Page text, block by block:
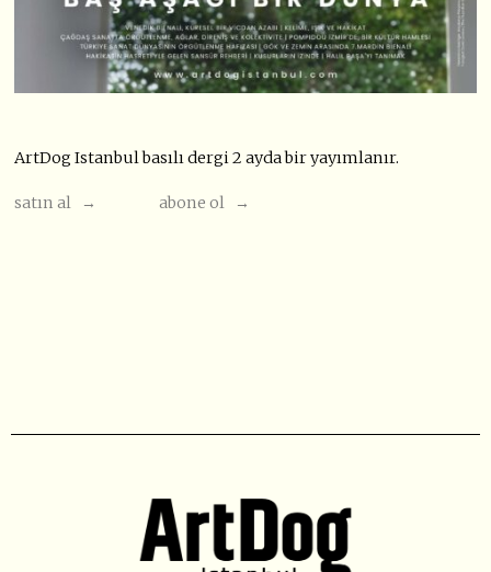
ArtDog Istanbul basılı dergi 2 ayda bir yayımlanır.
satın al → abone ol →